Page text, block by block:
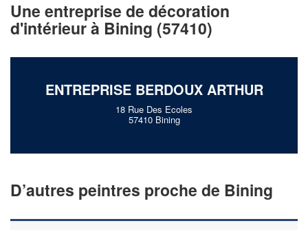
Une entreprise de décoration
d'intérieur à Bining (57410)
ENTREPRISE BERDOUX ARTHUR
18 Rue Des Ecoles
57410 Bining
D’autres peintres proche de Bining
nouveaux clients!